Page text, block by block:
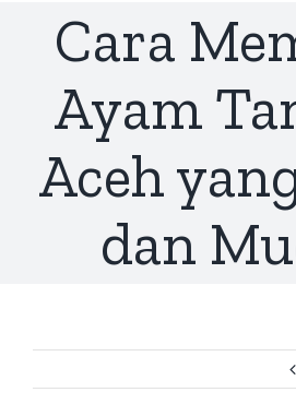
Cara
Ayam
Aceh
dan